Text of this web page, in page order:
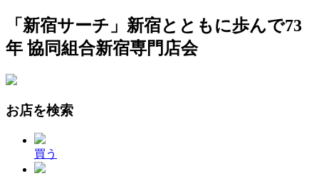
「新宿サーチ」新宿とともに歩んで73
年 協同組合新宿専門店会
お店を検索
買う